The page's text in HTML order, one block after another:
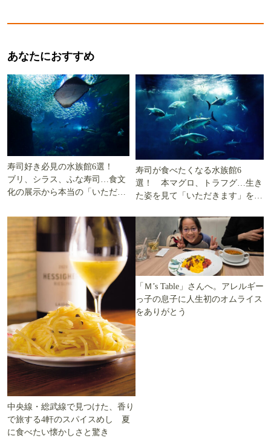
あなたにおすすめ
寿司好き必見の水族館6選！
ブリ、シラス、ふな寿司…食文
化の展示から本当の「いただき
寿司が食べたくなる水族館6
選！ 本マグロ、トラフグ…生き
た姿を見て「いただきます」を考
中央線・総武線で見つけた、香り
で旅する4軒のスパイスめし 夏
に食べたい懐かしさと驚き
「Ｍ’s Table」さんへ。アレルギー
っ子の息子に人生初のオムライス
をありがとう